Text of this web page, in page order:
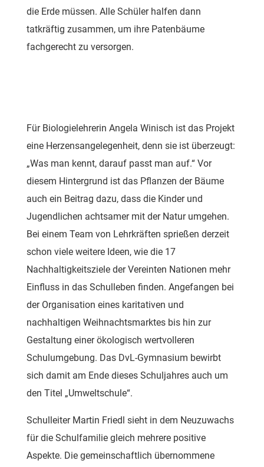
die Erde müssen. Alle Schüler halfen dann
tatkräftig zusammen, um ihre Patenbäume
fachgerecht zu versorgen.
Für Biologielehrerin Angela Winisch ist das Projekt
eine Herzensangelegenheit, denn sie ist überzeugt:
„Was man kennt, darauf passt man auf.“ Vor
diesem Hintergrund ist das Pflanzen der Bäume
auch ein Beitrag dazu, dass die Kinder und
Jugendlichen achtsamer mit der Natur umgehen.
Bei einem Team von Lehrkräften sprießen derzeit
schon viele weitere Ideen, wie die 17
Nachhaltigkeitsziele der Vereinten Nationen mehr
Einfluss in das Schulleben finden. Angefangen bei
der Organisation eines karitativen und
nachhaltigen Weihnachtsmarktes bis hin zur
Gestaltung einer ökologisch wertvolleren
Schulumgebung. Das DvL-Gymnasium bewirbt
sich damit am Ende dieses Schuljahres auch um
den Titel „Umweltschule“.
Schulleiter Martin Friedl sieht in dem Neuzuwachs
für die Schulfamilie gleich mehrere positive
Aspekte. Die gemeinschaftlich übernommene